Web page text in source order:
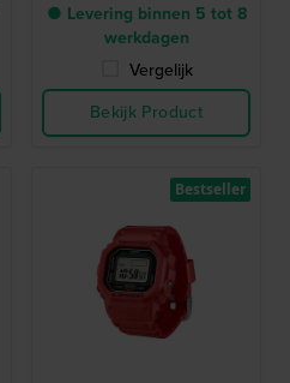
● Levering binnen 5 tot 8
werkdagen
Vergelijk
Bekijk Product
Bestseller